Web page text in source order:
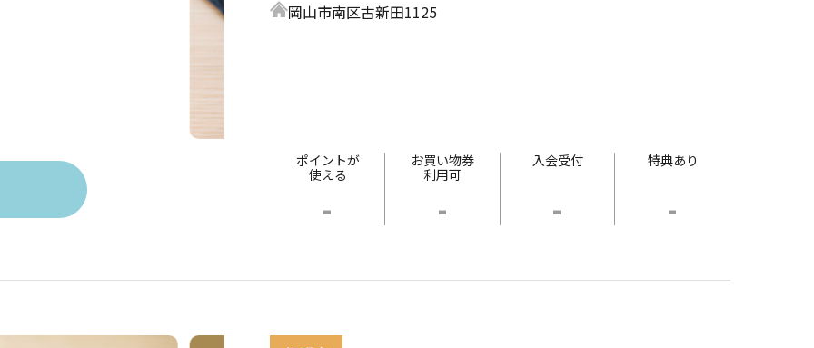
岡山市南区古新田1125
ポイントが
使える
-
お買い物券
利用可
-
入会受付
-
特典あり
-